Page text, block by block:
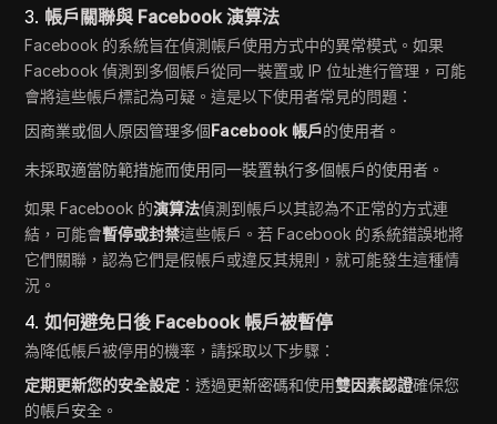
3. 帳戶關聯與 Facebook 演算法
Facebook 的系統旨在偵測帳戶使用方式中的異常模式。如果
Facebook 偵測到多個帳戶從同一裝置或 IP 位址進行管理，可能
會將這些帳戶標記為可疑。這是以下使用者常見的問題：
因商業或個人原因管理多個Facebook 帳戶的使用者。
未採取適當防範措施而使用同一裝置執行多個帳戶的使用者。
如果 Facebook 的演算法偵測到帳戶以其認為不正常的方式連
結，可能會暫停或封禁這些帳戶。若 Facebook 的系統錯誤地將
它們關聯，認為它們是假帳戶或違反其規則，就可能發生這種情
況。
4.如何避免日後 Facebook 帳戶被暫停
為降低帳戶被停用的機率，請採取以下步驟：
定期更新您的安全設定 ：透過更新密碼和使用雙因素認證確保您
的帳戶安全。